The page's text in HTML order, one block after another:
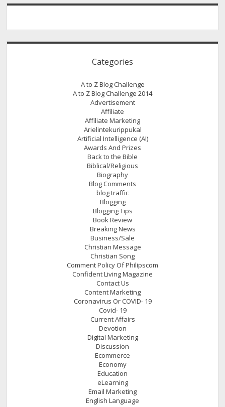
Categories
A to Z Blog Challenge
A to Z Blog Challenge 2014
Advertisement
Affiliate
Affiliate Marketing
Arielintekurippukal
Artificial Intelligence (AI)
Awards And Prizes
Back to the Bible
Biblical/Religious
Biography
Blog Comments
blog traffic
Blogging
Blogging Tips
Book Review
Breaking News
Business/Sale
Christian Message
Christian Song
Comment Policy Of Philipscom
Confident Living Magazine
Contact Us
Content Marketing
Coronavirus Or COVID- 19
Covid- 19
Current Affairs
Devotion
Digital Marketing
Discussion
Ecommerce
Economy
Education
eLearning
Email Marketing
English Language